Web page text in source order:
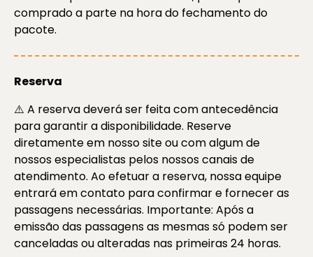
comprado a parte na hora do fechamento do
pacote.
Reserva
⚠️ A reserva deverá ser feita com antecedência
para garantir a disponibilidade. Reserve
diretamente em nosso site ou com algum de
nossos especialistas pelos nossos canais de
atendimento. Ao efetuar a reserva, nossa equipe
entrará em contato para confirmar e fornecer as
passagens necessárias. Importante: Após a
emissão das passagens as mesmas só podem ser
canceladas ou alteradas nas primeiras 24 horas.